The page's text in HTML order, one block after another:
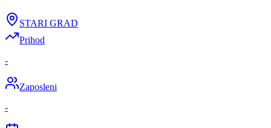
STARI GRAD
Prihod
-
Zaposleni
-